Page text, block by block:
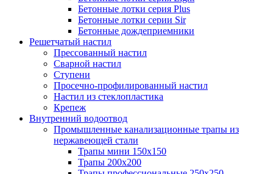
Бетонные лотки серия Plus
Бетонные лотки серии Sir
Бетонные дождеприемники
Решетчатый настил
Прессованный настил
Сварной настил
Ступени
Просечно-профилированный настил
Настил из стеклопластика
Крепеж
Внутренний водоотвод
Промышленные канализационные трапы из
нержавеющей стали
Трапы мини 150х150
Трапы 200х200